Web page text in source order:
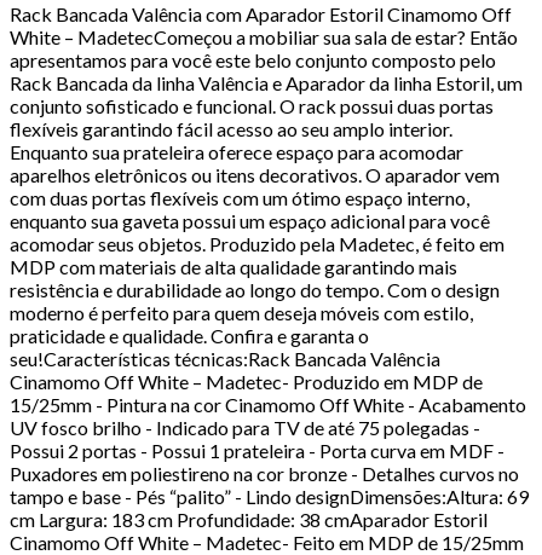
Rack Bancada Valência com Aparador Estoril Cinamomo Off
White – MadetecComeçou a mobiliar sua sala de estar? Então
apresentamos para você este belo conjunto composto pelo
Rack Bancada da linha Valência e Aparador da linha Estoril, um
conjunto sofisticado e funcional. O rack possui duas portas
flexíveis garantindo fácil acesso ao seu amplo interior.
Enquanto sua prateleira oferece espaço para acomodar
aparelhos eletrônicos ou itens decorativos. O aparador vem
com duas portas flexíveis com um ótimo espaço interno,
enquanto sua gaveta possui um espaço adicional para você
acomodar seus objetos. Produzido pela Madetec, é feito em
MDP com materiais de alta qualidade garantindo mais
resistência e durabilidade ao longo do tempo. Com o design
moderno é perfeito para quem deseja móveis com estilo,
praticidade e qualidade. Confira e garanta o
seu!Características técnicas:Rack Bancada Valência
Cinamomo Off White – Madetec- Produzido em MDP de
15/25mm - Pintura na cor Cinamomo Off White - Acabamento
UV fosco brilho - Indicado para TV de até 75 polegadas -
Possui 2 portas - Possui 1 prateleira - Porta curva em MDF -
Puxadores em poliestireno na cor bronze - Detalhes curvos no
tampo e base - Pés “palito” - Lindo designDimensões:Altura: 69
cm Largura: 183 cm Profundidade: 38 cmAparador Estoril
Cinamomo Off White – Madetec- Feito em MDP de 15/25mm